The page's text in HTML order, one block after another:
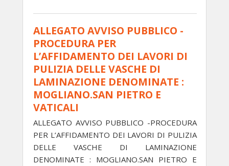
ALLEGATO AVVISO PUBBLICO -
PROCEDURA PER
L’AFFIDAMENTO DEI LAVORI DI
PULIZIA DELLE VASCHE DI
LAMINAZIONE DENOMINATE :
MOGLIANO.SAN PIETRO E
VATICALI
ALLEGATO AVVISO PUBBLICO -PROCEDURA
PER L’AFFIDAMENTO DEI LAVORI DI PULIZIA
DELLE VASCHE DI LAMINAZIONE
DENOMINATE : MOGLIANO.SAN PIETRO E